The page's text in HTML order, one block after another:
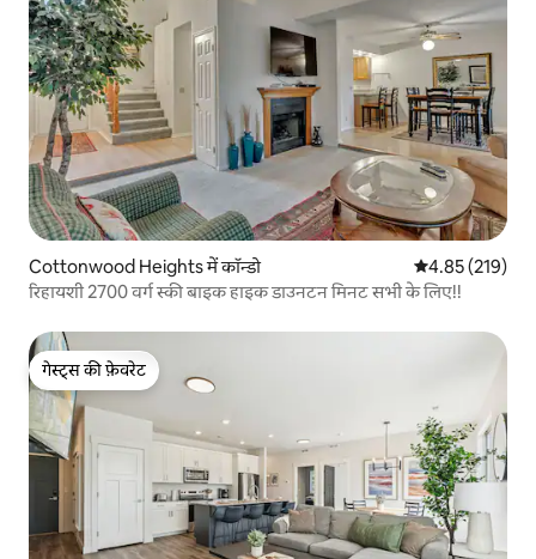
Cottonwood Heights में कॉन्डो औसत रेटिंग 5 में से
4.85 (219)
रिहायशी 2700 वर्ग स्की बाइक हाइक डाउनटन मिनट सभी के लिए!!
गेस्ट्स की फ़ेवरेट
गेस्ट्स की फ़ेवरेट